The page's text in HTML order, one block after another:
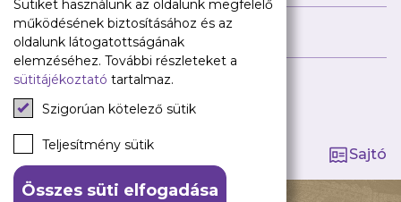
Híreink
Tagság kezelése
Sajtó
Digitális felületeink
Facebook
Instagram
Tiktok
Youtube
Spotify
Sütiket használunk az oldalunk megfelelő
működésének biztosításához és az
oldalunk látogatottságának
elemzéséhez. További részleteket a
sütitájékoztató tartalmaz.
Szigorúan kötelező sütik
Teljesítmény sütik
Összes süti elfogadása